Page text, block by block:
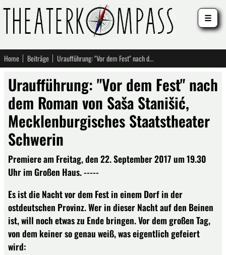
Home Beiträge Uraufführung: "Vor dem Fest" nach dem Roman von Saša Stanišić, Mecklenburgisches Staatstheater Schwerin
Uraufführung: "Vor dem Fest" nach
dem Roman von Saša Stanišić,
Mecklenburgisches Staatstheater
Schwerin
Premiere am Freitag, den 22. September 2017 um 19.30
Uhr im Großen Haus. -----
Es ist die Nacht vor dem Fest in einem Dorf in der
ostdeutschen Provinz. Wer in dieser Nacht auf den Beinen
ist, will noch etwas zu Ende bringen. Vor dem großen Tag,
von dem keiner so genau weiß, was eigentlich gefeiert
wird:
☰